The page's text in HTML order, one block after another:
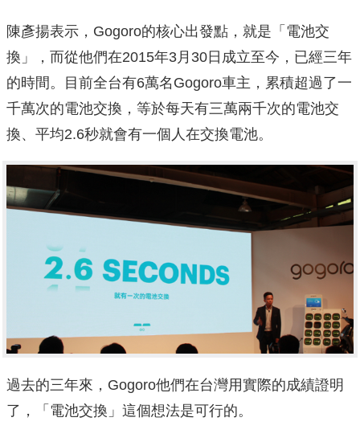
陳彥揚表示，Gogoro的核心出發點，就是「電池交
換」，而從他們在2015年3月30日成立至今，已經三年
的時間。目前全台有6萬名Gogoro車主，累積超過了一
千萬次的電池交換，等於每天有三萬兩千次的電池交
換、平均2.6秒就會有一個人在交換電池。
過去的三年來，Gogoro他們在台灣用實際的成績證明
了，「電池交換」這個想法是可行的。